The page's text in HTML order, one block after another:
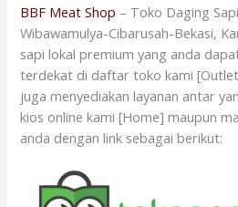
BBF Meat Shop – Toko Daging
Wibawamulya-Cibarusah-Bekasi,
sapi lokal premium yang anda
terdekat di daftar toko kami
juga menyediakan layanan antar
kios online kami [Home] maupun
anda dengan link sebagai berikut: